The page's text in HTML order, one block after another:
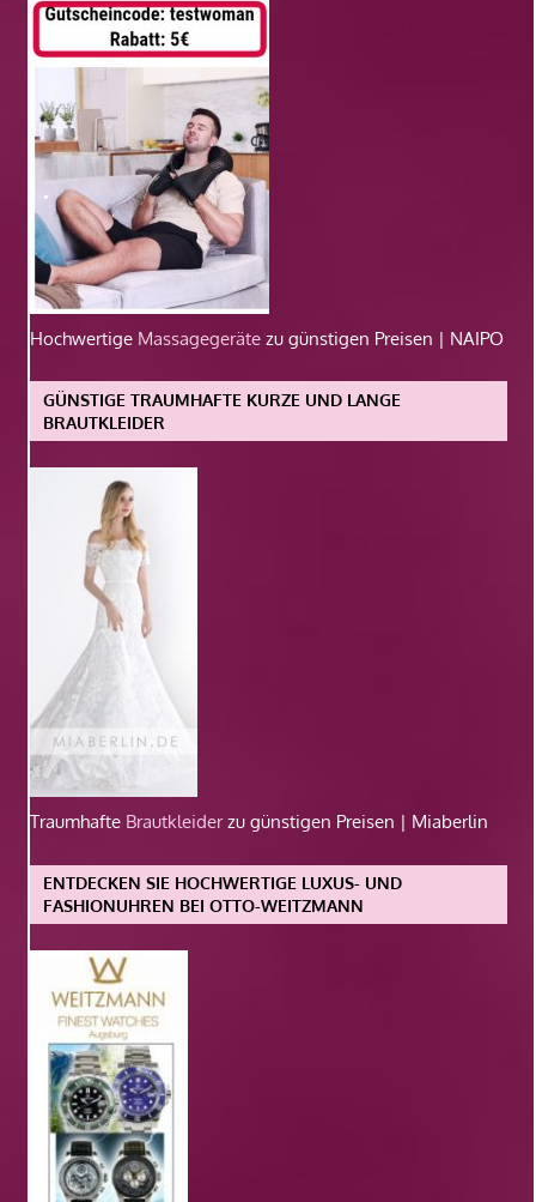
Hochwertige Massagegeräte zu günstigen Preisen | NAIPO
GÜNSTIGE TRAUMHAFTE KURZE UND LANGE
BRAUTKLEIDER
Traumhafte Brautkleiderzu günstigen Preisen | Miaberlin
ENTDECKEN SIE HOCHWERTIGE LUXUS- UND
FASHIONUHREN BEI OTTO-WEITZMANN